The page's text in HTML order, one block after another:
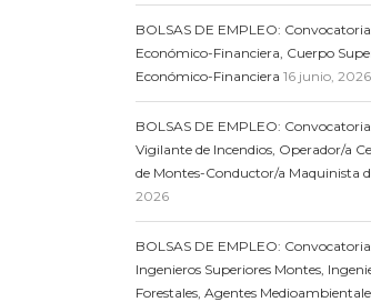
BOLSAS DE EMPLEO:
Económico-Financiera, Cuerpo
Económico-Financiera 16 junio, 2026
BOLSAS DE EMPLEO:
Vigilante de Incendios, Operador/a
de Montes-Conductor/a Maquinista
2026
BOLSAS DE EMPLEO:
Ingenieros Superiores Montes,
Forestales, Agentes